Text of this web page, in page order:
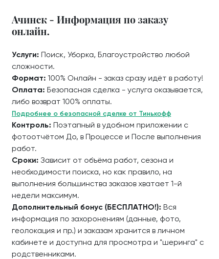
Ачинск - Информация по заказу
онлайн.
Услуги: Поиск, Уборка, Благоустройство любой
сложности.
Формат: 100% Онлайн - заказ сразу идёт в работу!
Оплата: Безопасная сделка - услуга оказывается,
либо возврат 100% оплаты.
Подробнее о безопасной сделке от Тинькофф
Контроль: Поэтапный в удобном приложении с
фотоотчётом До, в Процессе и После выполнения
работ.
Сроки: Зависит от объёма работ, сезона и
необходимости поиска, но как правило, на
выполнения большинства заказов хватает 1-й
недели максимум.
Дополнительный бонус (БЕСПЛАТНО!): Вся
информация по захоронениям (данные, фото,
геолокация и пр.) и заказам хранится в личном
кабинете и доступна для просмотра и "шеринга" с
родственниками.